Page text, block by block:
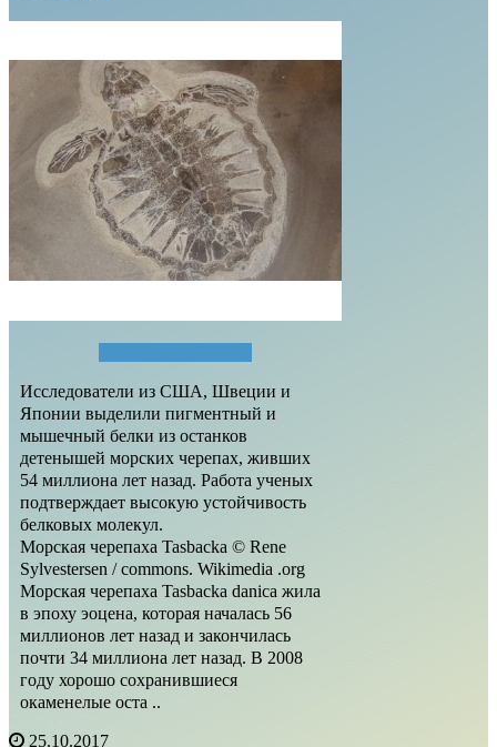
Исследователи из США, Швеции и
Японии выделили пигментный и
мышечный белки из останков
детенышей морских черепах, живших
54 миллиона лет назад. Работа ученых
подтверждает высокую устойчивость
белковых молекул.
Морская черепаха Tasbacka © Rene
Sylvestersen / commons. Wikimedia .org
Морская черепаха Tasbacka danica жила
в эпоху эоцена, которая началась 56
миллионов лет назад и закончилась
почти 34 миллиона лет назад. В 2008
году хорошо сохранившиеся
окаменелые оста ..
25.10.2017